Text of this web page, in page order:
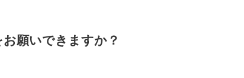
願いできますか？